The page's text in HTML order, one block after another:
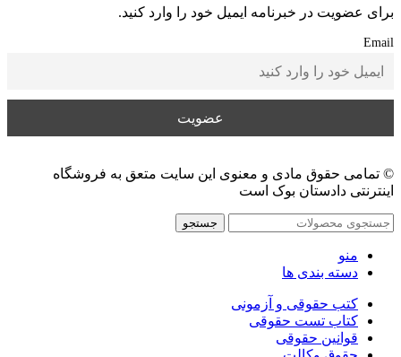
برای عضویت در خبرنامه ایمیل خود را وارد کنید.
Email
© تمامی حقوق مادی و معنوی این سایت متعق به فروشگاه
اینترنتی دادستان بوک است
جستجو
منو
دسته بندی ها
کتب حقوقی و آزمونی
کتاب تست حقوقی
قوانین حقوقی